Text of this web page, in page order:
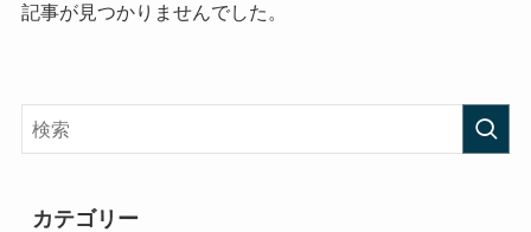
記事が見つかりませんでした。
カテゴリー